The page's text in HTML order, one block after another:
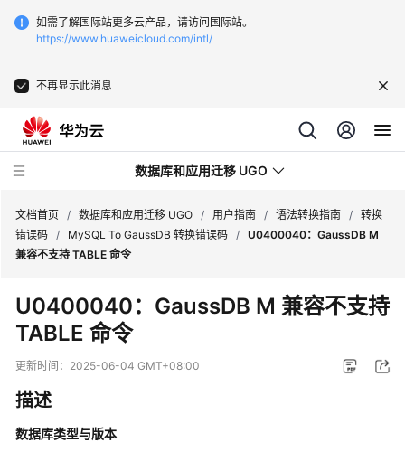
如需了解国际站更多云产品，请访问国际站。
https://www.huaweicloud.com/intl/
不再显示此消息
数据库和应用迁移 UGO
动
态
产
品
介
绍
文档首页 / 数据库和应用迁移 UGO / 用户指南 / 语法转换指南 / 转换
错误码 / MySQL To GaussDB 转换错误码 / U0400040：GaussDB M
兼容不支持 TABLE 命令
U0400040：GaussDB M 兼容不支持
TABLE 命令
更新时间： 2025-06-04 GMT+08:00
描述
数据库类型与版本